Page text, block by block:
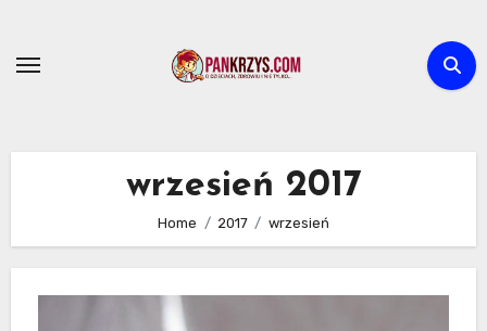
content
wrzesień 2017
Home 2017 wrzesień